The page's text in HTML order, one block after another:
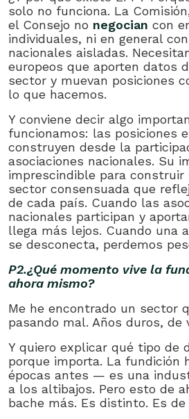
solo no funciona. La
el Consejo no negocian con
individuales, ni en general
nacionales aisladas.
europeos que aporten datos
sector y muevan posiciones
lo que hacemos.
Y conviene decir algo
funcionamos: las posiciones
construyen desde la
asociaciones nacionales. Su
imprescindible para construir
sector consensuada que
de cada país. Cuando las
nacionales participan y
llega más lejos. Cuando una
se desconecta, perdemos
P2.¿Qué momento vive la
ahora mismo?
Me he encontrado un sector
pasando mal. Años duros, de
Y quiero explicar qué tipo de
porque importa. La fundición
épocas antes — es una
a los altibajos. Pero esto de
bache más. Es distinto. Es de